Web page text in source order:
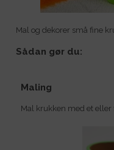
Mal og dekorer små fine
Sådan gør du:
Maling
Mal krukken med et eller